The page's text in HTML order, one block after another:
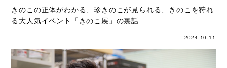
きのこの正体がわかる、珍きのこが見られる、きのこを狩れ
る大人気イベント「きのこ展」の裏話
2024.10.11